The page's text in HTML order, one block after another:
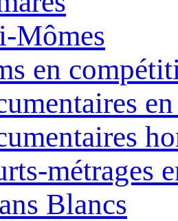
Mômes
en
métrages
Blancs